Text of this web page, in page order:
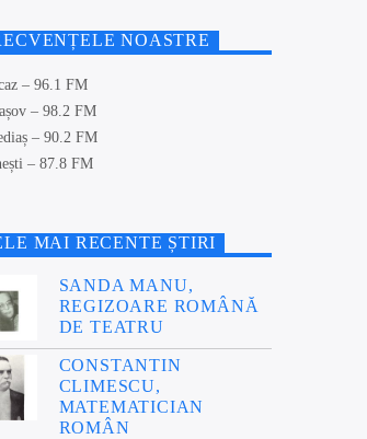
NOASTRE
– 96.1 FM
– 98.2 FM
– 90.2 FM
– 87.8 FM
MAI RECENTE ȘTIRI
SANDA MANU,
REGIZOARE ROMÂNĂ
DE TEATRU
CONSTANTIN
CLIMESCU,
MATEMATICIAN
ROMÂN